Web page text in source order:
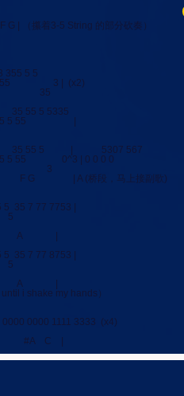
G | （攥着3-5 String 的部分砍奏）
355 5 5
3 |  (x2)
35
35 55 5 5335
55                    |
35 55 5           |            5307 567
5 55               0^3 | 0 0 0 0
3
F G                | A (桥段，马上接副歌)
5  35 7 77 7753 |
5
A              |
5  35 7 77 8753 |
5
A              |
i shake my hands）
0000 1111 3333  (x4)
#A    C    |